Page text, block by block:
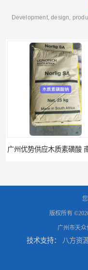
Development, design,
广
版权所有
广州市天众
技术支持： 八方资